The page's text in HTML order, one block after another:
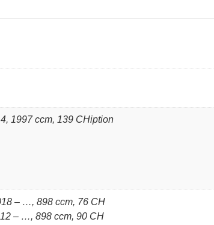
1997 ccm, 139 CHiption
– …, 898 ccm, 76 CH
– …, 898 ccm, 90 CH